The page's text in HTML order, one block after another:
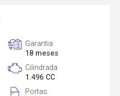
Garantia
18 meses
Cilindrada
1.496 CC
Portas